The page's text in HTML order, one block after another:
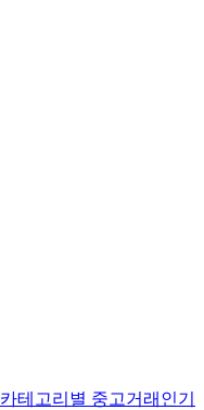
카테고리별 중고거래 인기